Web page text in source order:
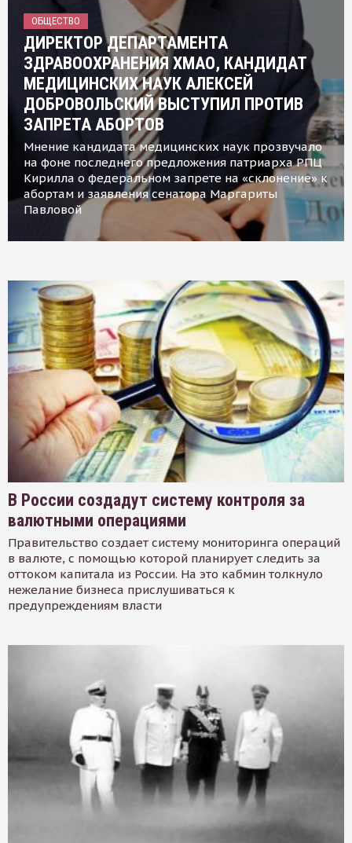
ОБЩЕСТВО
ДИРЕКТОР ДЕПАРТАМЕНТА
ЗДРАВООХРАНЕНИЯ ХМАО, КАНДИДАТ
МЕДИЦИНСКИХ НАУК АЛЕКСЕЙ
ДОБРОВОЛЬСКИЙ ВЫСТУПИЛ ПРОТИВ
ЗАПРЕТА АБОРТОВ
Мнение кандидата медицинских наук прозвучало
на фоне последнего предложения патриарха РПЦ
Кирилла о федеральном запрете на «склонение» к
абортам и заявления сенатора Маргариты
Павловой
В России создадут систему контроля за
валютными операциями
Правительство создает систему мониторинга операций
в валюте, с помощью которой планирует следить за
оттоком капитала из России. На это кабмин толкнуло
нежелание бизнеса прислушиваться к
предупреждениям власти